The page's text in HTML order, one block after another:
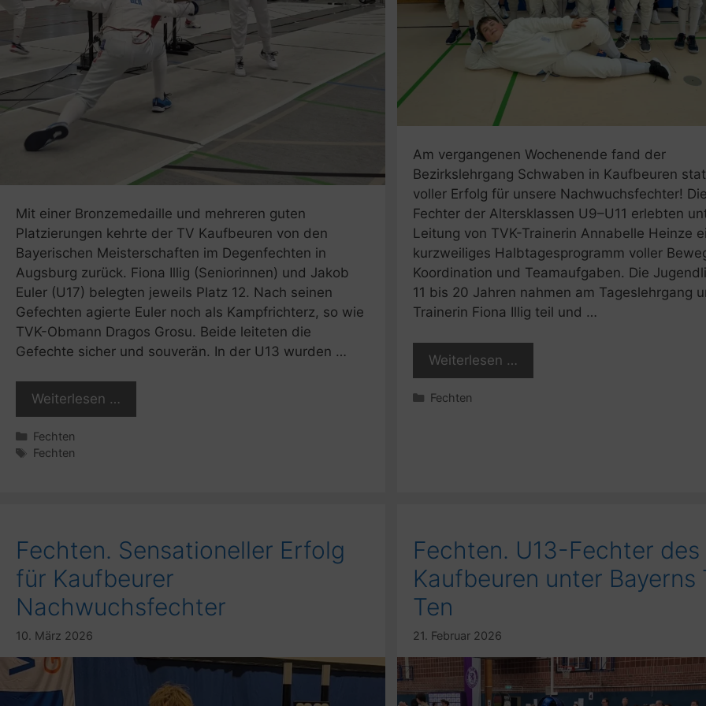
Mit einer Bronzemedaille und mehreren guten
Platzierungen kehrte der TV Kaufbeuren von den
Bayerischen Meisterschaften im Degenfechten in
Augsburg zurück. Fiona Illig (Seniorinnen) und Jakob
Euler (U17) belegten jeweils Platz 12. Nach seinen
Gefechten agierte Euler noch als Kampfrichterz, so wie
TVK-Obmann Dragos Grosu. Beide leiteten die
Gefechte sicher und souverän. In der U13 wurden …
Weiterlesen …
Kategorien
Fechten
Schlagwörter
Fechten
Am vergangenen Wochenende fand der
Bezirkslehrgang Schwaben in Kaufbeuren
voller Erfolg für unsere Nachwuchsfechter!
Fechter der Altersklassen U9–U11 erlebten
Leitung von TVK-Trainerin Annabelle Heinze
kurzweiliges Halbtagesprogramm voller
Koordination und Teamaufgaben. Die
11 bis 20 Jahren nahmen am Tageslehrgang
Trainerin Fiona Illig teil und …
Weiterlesen …
Kategorien
Fechten
Fechten. Sensationeller Erfolg
für Kaufbeurer
Nachwuchsfechter
10. März 2026
Fechten. U13-Fechter des
Kaufbeuren unter Bayerns
Ten
21. Februar 2026